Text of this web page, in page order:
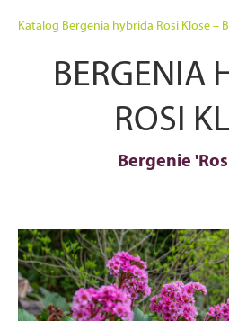
Katalog Bergenia hybrida Rosi Klose –
BERGENIA
ROSI
Bergenie